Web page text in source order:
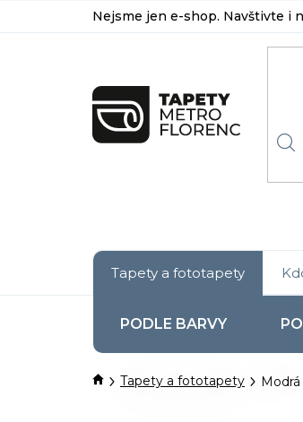
na
Nejsme jen e-shop. Navštivte i
Tapety a fototapety
PODLE BARVY
DomůTapety a fototapety